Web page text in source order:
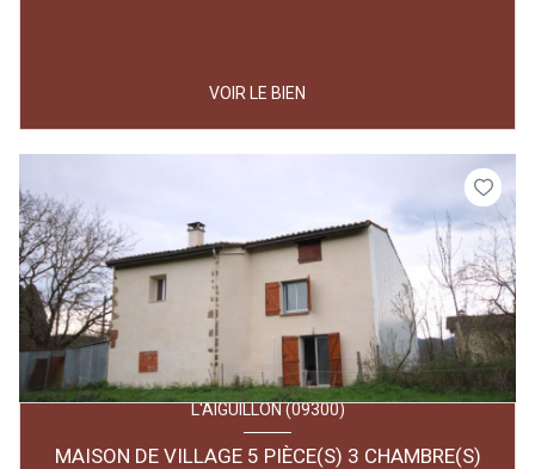
VOIR LE BIEN
L'AIGUILLON (09300)
MAISON DE VILLAGE 5 PIÈCE(S) 3 CHAMBRE(S)